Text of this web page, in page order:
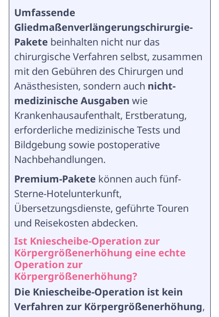
Umfassende
Gliedmaßenverlängerungschirurgie-
Pakete beinhalten nicht nur das
chirurgische Verfahren selbst, zusammen
mit den Gebühren des Chirurgen und
Anästhesisten, sondern auch nicht-
medizinische Ausgaben wie
Krankenhausaufenthalt, Erstberatung,
erforderliche medizinische Tests und
Bildgebung sowie postoperative
Nachbehandlungen.
Premium-Pakete können auch fünf-
Sterne-Hotelunterkunft,
Übersetzungsdienste, geführte Touren
und Reisekosten abdecken.
Ist Kniescheibe-Operation zur
Körpergrößenerhöhung eine echte
Operation zur
Körpergrößenerhöhung?
Die Kniescheibe-Operation ist kein
Verfahren zur Körpergrößenerhöhung,